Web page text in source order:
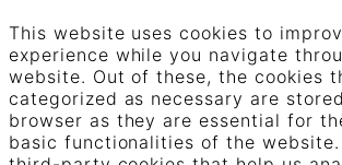
This website uses cookies to
experience while you navigate
website. Out of these, the cookies
categorized as necessary are
browser as they are essential for
basic functionalities of the website.